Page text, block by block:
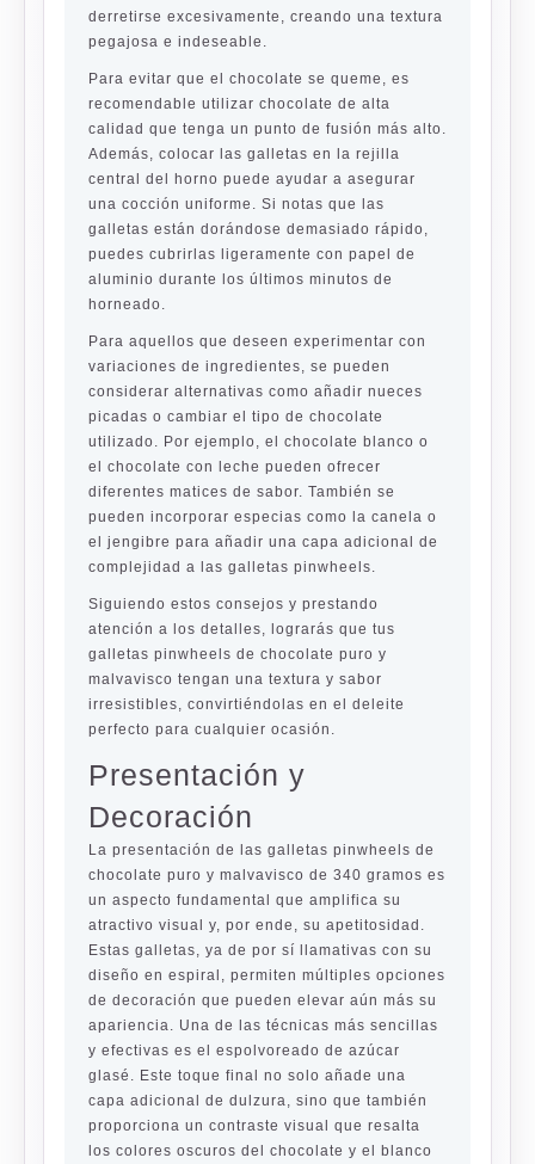
derretirse excesivamente, creando una textura
pegajosa e indeseable.
Para evitar que el chocolate se queme, es
recomendable utilizar chocolate de alta
calidad que tenga un punto de fusión más alto.
Además, colocar las galletas en la rejilla
central del horno puede ayudar a asegurar
una cocción uniforme. Si notas que las
galletas están dorándose demasiado rápido,
puedes cubrirlas ligeramente con papel de
aluminio durante los últimos minutos de
horneado.
Para aquellos que deseen experimentar con
variaciones de ingredientes, se pueden
considerar alternativas como añadir nueces
picadas o cambiar el tipo de chocolate
utilizado. Por ejemplo, el chocolate blanco o
el chocolate con leche pueden ofrecer
diferentes matices de sabor. También se
pueden incorporar especias como la canela o
el jengibre para añadir una capa adicional de
complejidad a las galletas pinwheels.
Siguiendo estos consejos y prestando
atención a los detalles, lograrás que tus
galletas pinwheels de chocolate puro y
malvavisco tengan una textura y sabor
irresistibles, convirtiéndolas en el deleite
perfecto para cualquier ocasión.
Presentación y
Decoración
La presentación de las galletas pinwheels de
chocolate puro y malvavisco de 340 gramos es
un aspecto fundamental que amplifica su
atractivo visual y, por ende, su apetitosidad.
Estas galletas, ya de por sí llamativas con su
diseño en espiral, permiten múltiples opciones
de decoración que pueden elevar aún más su
apariencia. Una de las técnicas más sencillas
y efectivas es el espolvoreado de azúcar
glasé. Este toque final no solo añade una
capa adicional de dulzura, sino que también
proporciona un contraste visual que resalta
los colores oscuros del chocolate y el blanco